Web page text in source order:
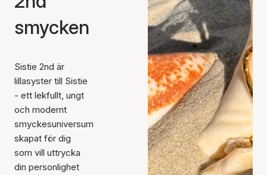
smycken
Sistie 2nd är
lillasyster till Sistie
- ett lekfullt, ungt
och modernt
smyckesuniversum
skapat för dig
som vill uttrycka
din personlighet